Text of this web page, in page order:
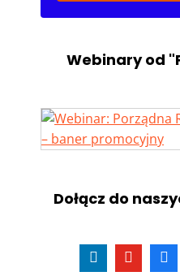
Webinary od
Dołącz do